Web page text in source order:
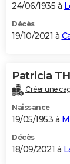
24/06/1935 à
Décès
19/10/2021 à
Patricia
Créer une
Naissance
19/05/1953 à
Décès
18/09/2021 à